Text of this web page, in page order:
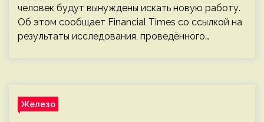
человек будут вынуждены искать новую работу.
Об этом сообщает Financial Times со ссылкой на
результаты исследования, проведённого…
Железо